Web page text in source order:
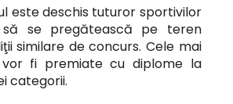
este deschis tuturor sportivilor
se pregătească pe teren
similare de concurs. Cele mai
vor fi premiate cu diplome la
categorii.